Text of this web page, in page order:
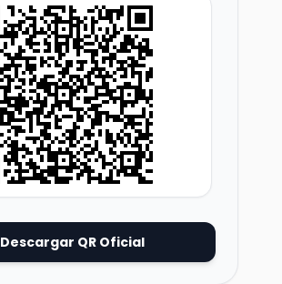
Descargar QR Oficial